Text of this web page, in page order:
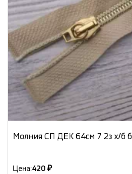
Молния СП ДЕК 64см 7 2з х/б
Цена:420 ₽